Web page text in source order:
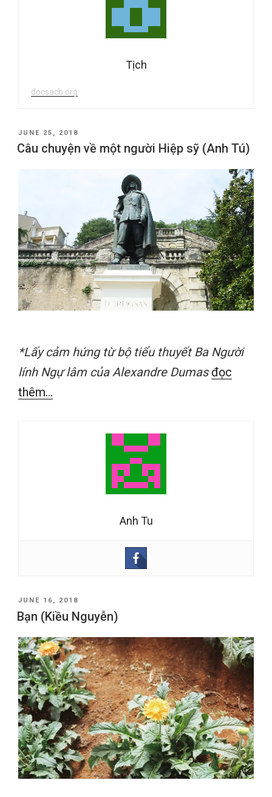
Tịch
docsach.org
POSTED
ON
JUNE 25, 2018
Câu chuyện về một người Hiệp sỹ (Anh Tú)
*Lấy cảm hứng từ bộ tiểu thuyết Ba Người
lính Ngự lâm của Alexandre Dumas đọc
thêm...
Anh Tu
POSTED
ON
JUNE 16, 2018
Bạn (Kiều Nguyễn)